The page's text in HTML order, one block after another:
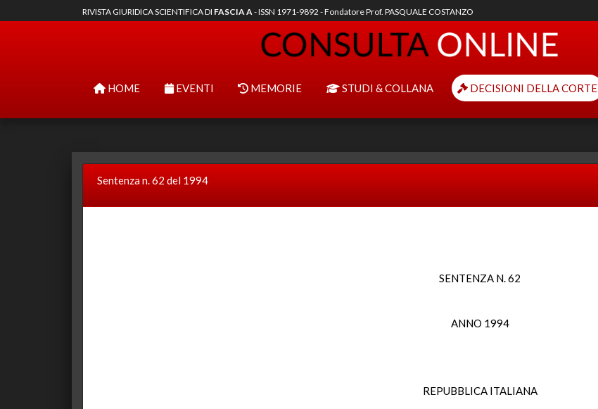
RIVISTA GIURIDICA SCIENTIFICA DI FASCIA A- ISSN 1971-9892 - Fondatore Prof. PASQUALE COSTANZO
HOME EVENTI MEMORIE STUDI & COLLANA DECISIONI DELLA CORTE
Sentenza n. 62 del 1994
SENTENZA N. 62
ANNO 1994
REPUBBLICA ITALIANA